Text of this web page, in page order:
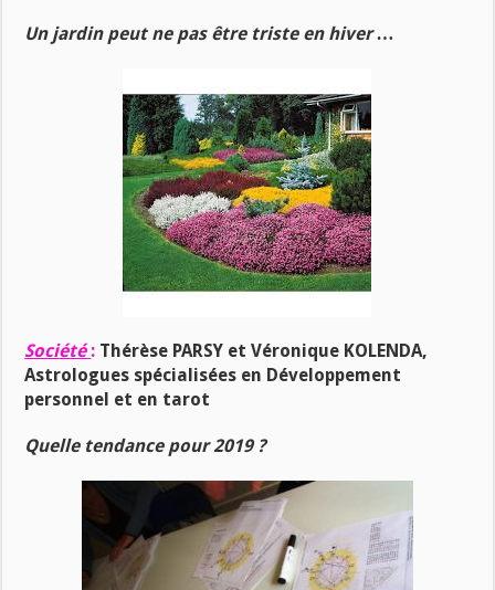
Un jardin peut ne pas être triste en hiver …
Société: Thérèse PARSY et Véronique KOLENDA,
Astrologues spécialisées en Développement
personnel et en tarot
Quelle tendance pour 2019 ?